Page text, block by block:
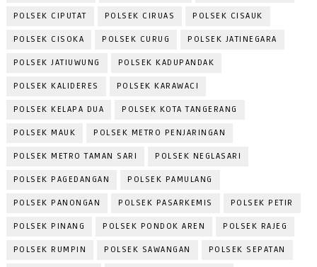
POLSEK CIPUTAT POLSEK CIRUAS POLSEK CISAUK
POLSEK CISOKA POLSEK CURUG POLSEK JATINEGARA
POLSEK JATIUWUNG POLSEK KADUPANDAK
POLSEK KALIDERES POLSEK KARAWACI
POLSEK KELAPA DUA POLSEK KOTA TANGERANG
POLSEK MAUK POLSEK METRO PENJARINGAN
POLSEK METRO TAMAN SARI POLSEK NEGLASARI
POLSEK PAGEDANGAN POLSEK PAMULANG
POLSEK PANONGAN POLSEK PASARKEMIS POLSEK PETIR
POLSEK PINANG POLSEK PONDOK AREN POLSEK RAJEG
POLSEK RUMPIN POLSEK SAWANGAN POLSEK SEPATAN